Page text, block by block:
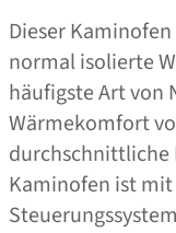
Dieser
normal isolierte
häufigste Art von
Wärmekomfort
durchschnittliche
Kaminofen ist